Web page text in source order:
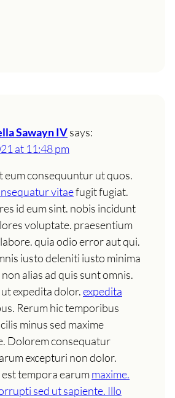
Sawayn IVsays:
at 11:48 pm
eum consequuntur ut quos.
vitaefugit fugiat.
id eum sint. nobis incidunt
voluptate. praesentium
quia odio error aut qui.
iusto deleniti iusto minima
alias ad quis sunt omnis.
expedita dolor.expedita
Rerum hic temporibus
minus sed maxime
Dolorem consequatur
excepturi non dolor.
tempora earummaxime.
sed ut sapiente. Illo